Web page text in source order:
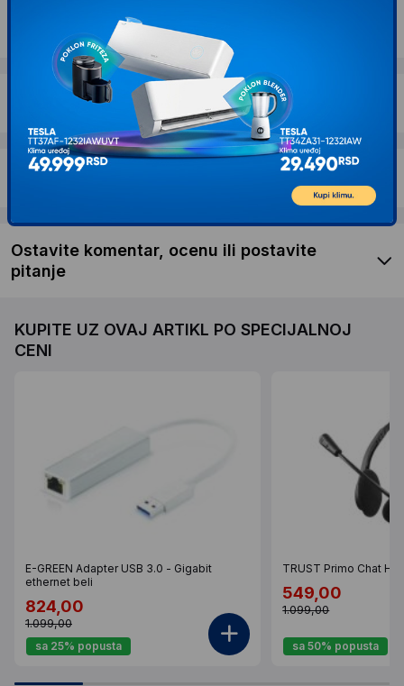
Dostava i povrat
Garancija
Ostavite komentar, ocenu ili postavite
pitanje
KUPITE UZ OVAJ ARTIKL PO SPECIJALNOJ
CENI
E-GREEN Adapter USB 3.0 - Gigabit
ethernet beli
824,00
1.099,00
sa 25% popusta
TRUST Primo Chat
549,00
1.099,00
sa 50% popusta